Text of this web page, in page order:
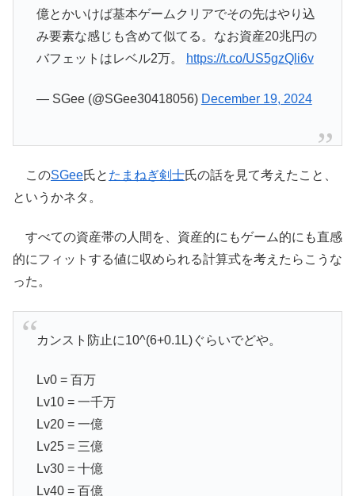
億とかいけば基本ゲームクリアでその先はやり込
み要素な感じも含めて似てる。なお資産20兆円の
バフェットはレベル2万。
https://t.co/US5gzQli6v
— SGee (@SGee30418056) December 19, 2024
このSGee氏と たまねぎ剣士氏の話を見て考えたこと、
というかネタ。
すべての資産帯の人間を、資産的にもゲーム的にも直感
的にフィットする値に収められる計算式を考えたらこうな
った。
カンスト防止に10^(6+0.1L)ぐらいでどや。
Lv0 = 百万
Lv10 = 一千万
Lv20 = 一億
Lv25 = 三億
Lv30 = 十億
Lv40 = 百億